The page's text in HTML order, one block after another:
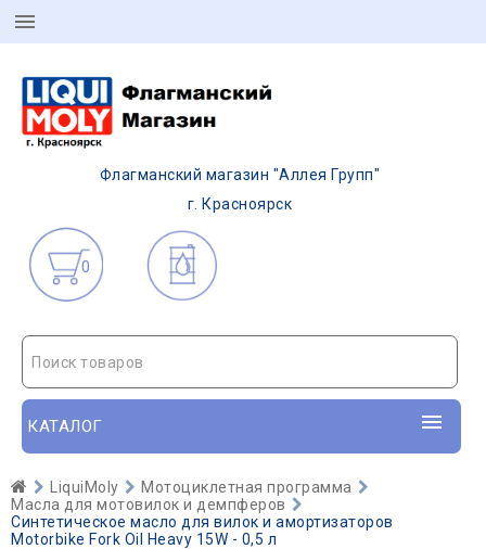
Флагманский магазин "Аллея Групп"
г. Красноярск
0
Поиск товаров
КАТАЛОГ
LiquiMoly
Мотоциклетная программа
Масла для мотовилок и демпферов
Синтетическое масло для вилок и амортизаторов
Motorbike Fork Oil Heavy 15W - 0,5 л